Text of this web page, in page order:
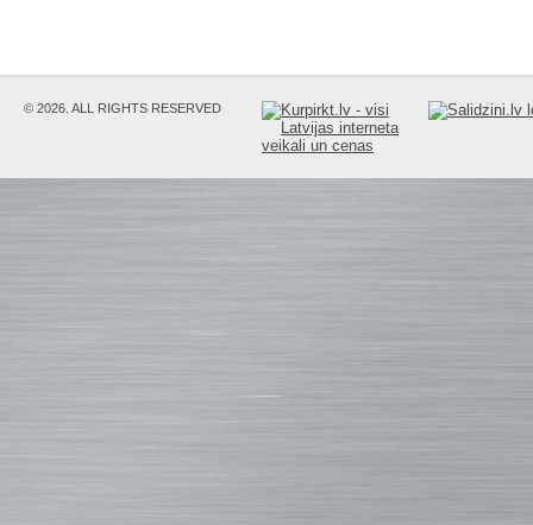
© 2026. ALL RIGHTS RESERVED